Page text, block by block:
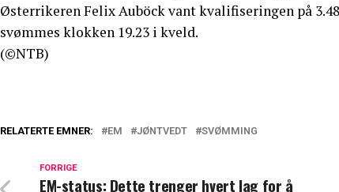
Østerrikeren Felix Auböck vant kvalifiseringen på
svømmes klokken 19.23 i kveld.
(©NTB)
RELATERTE EMNER: EM JØNTVEDT SVØMMING
FORRIGE
EM-status: Dette trenger hvert lag for å